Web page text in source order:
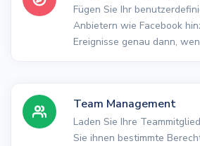
Fügen Sie Ihr
Anbietern wie Facebook
Ereignisse genau dann,
Team Management
Laden Sie Ihre
Sie ihnen bestimmte